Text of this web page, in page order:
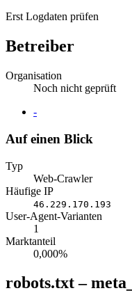
Erst Logdaten prüfen
Betreiber
Organisation
Noch nicht geprüft
Website
-
Auf einen Blick
Typ
Web-Crawler
Häufige IP
46.229.170.193
User-Agent-Varianten
1
Marktanteil
0,000%
robots.txt –